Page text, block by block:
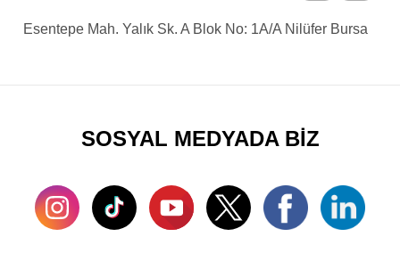
Esentepe Mah. Yalık Sk. A Blok No: 1A/A Nilüfer Bursa
SOSYAL MEDYADA BİZ